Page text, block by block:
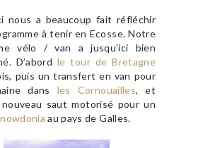
nous a beaucoup fait réfléchir
à tenir en Ecosse. Notre
vélo / van a jusqu’ici bien
D’abord le tour de Bretagne
puis un transfert en van pour
dans les Cornouailles, et
saut motorisé pour un
au pays de Galles.